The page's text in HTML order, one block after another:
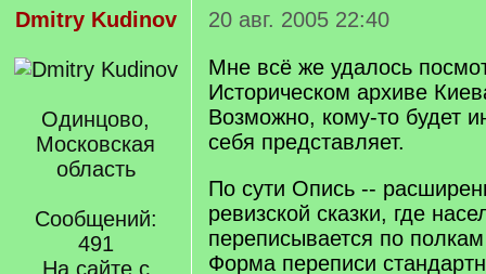
Dmitry Kudinov
Одинцово,
Московская
область
Сообщений:
491
На сайте с
20 авг. 2005 22:40
Мне всё же удалось
Историческом архиве
Возможно, кому-то будет
себя представляет.
По сути Опись --
ревизской сказки, где
переписывается по
Форма переписи